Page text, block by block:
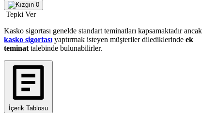
0
Tepki Ver
Kasko sigortası genelde standart teminatları kapsamaktadır ancak
kasko sigortası yaptırmak isteyen müşteriler dilediklerinde ek
teminat talebinde bulunabilirler.
İçerik Tablosu